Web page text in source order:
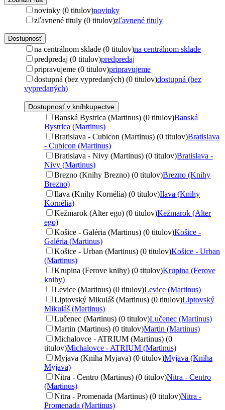
novinky (0 titulov)novinky
zľavnené tituly (0 titulov)zľavnené tituly
Dostupnosť
na centrálnom sklade (0 titulov)na centrálnom sklade
predpredaj (0 titulov)predpredaj
pripravujeme (0 titulov)pripravujeme
dostupná (bez vypredaných) (0 titulov)dostupná (bez
vypredaných)
Dostupnosť v kníhkupectve
Banská Bystrica (Martinus) (0 titulov)Banská
Bystrica (Martinus)
Bratislava - Cubicon (Martinus) (0 titulov)Bratislava
- Cubicon (Martinus)
Bratislava - Nivy (Martinus) (0 titulov)Bratislava -
Nivy (Martinus)
Brezno (Knihy Brezno) (0 titulov)Brezno (Knihy
Brezno)
Ilava (Knihy Kornélia) (0 titulov)Ilava (Knihy
Kornélia)
Kežmarok (Alter ego) (0 titulov)Kežmarok (Alter
ego)
Košice - Galéria (Martinus) (0 titulov)Košice -
Galéria (Martinus)
Košice - Urban (Martinus) (0 titulov)Košice - Urban
(Martinus)
Krupina (Ferove knihy) (0 titulov)Krupina (Ferove
knihy)
Levice (Martinus) (0 titulov)Levice (Martinus)
Liptovský Mikuláš (Martinus) (0 titulov)Liptovský
Mikuláš (Martinus)
Lučenec (Martinus) (0 titulov)Lučenec (Martinus)
Martin (Martinus) (0 titulov)Martin (Martinus)
Michalovce - ATRIUM (Martinus) (0
titulov)Michalovce - ATRIUM (Martinus)
Myjava (Kniha Myjava) (0 titulov)Myjava (Kniha
Myjava)
Nitra - Centro (Martinus) (0 titulov)Nitra - Centro
(Martinus)
Nitra - Promenada (Martinus) (0 titulov)Nitra -
Promenada (Martinus)